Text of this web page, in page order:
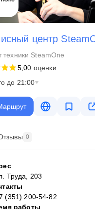
центр
техники SteamOne
5,00 оценки
до 21:00
0
Труда, 203
(351) 200-54-82
работы